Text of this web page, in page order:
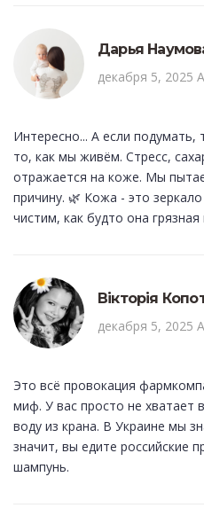
Дарья
декабря 5, 2025
Интересно... А если
то, как мы живём. Стресс,
отражается на коже. Мы
причину. 🌿 Кожа - это
чистим, как будто она
Вікторія
декабря 5, 2025
Это всё провокация
миф. У вас просто не хватает
воду из крана. В Украине мы
значит, вы едите российские
шампунь.